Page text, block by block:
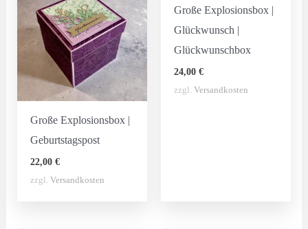
Große Explosionsbox |
Geburtstagspost
22,00 €
zzgl. Versandkosten
Große Explosionsbox |
Glückwunsch |
Glückwunschbox
24,00€
zzgl.Versandkosten